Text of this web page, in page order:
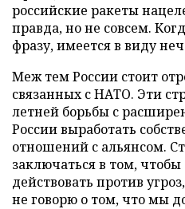
российские ракеты
правда, но не совсем.
фразу, имеется в виду
Меж тем России стоит
связанных с НАТО. Эти
летней борьбы с
России выработать
отношений с альянсом.
заключаться в том,
действовать против
не говорю о том, что мы